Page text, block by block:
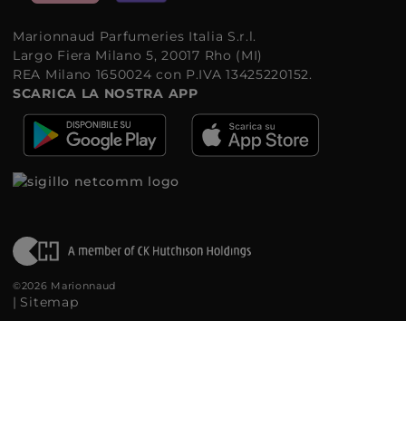
Marionnaud Parfumeries Italia S.r.l.
Largo Fiera Milano 5, 20017 Rho (MI)
REA Milano 1650024 con P.IVA 13425220152.
SCARICA LA NOSTRA APP
©2026 Marionnaud
| Sitemap